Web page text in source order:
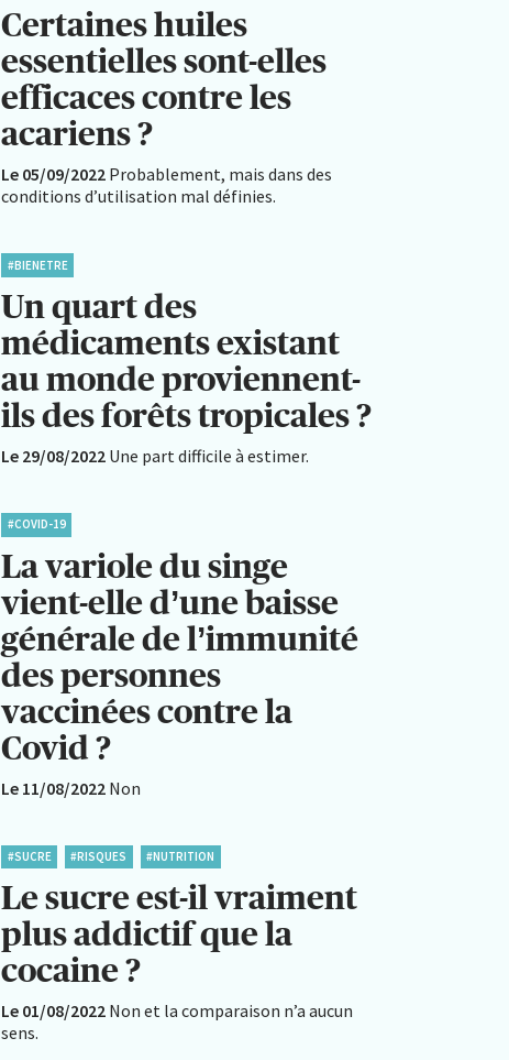
Certaines huiles
essentielles sont-elles
efficaces contre les
acariens ?
Le 05/09/2022 Probablement, mais dans des
conditions d’utilisation mal définies.
#BIENETRE
Un quart des
médicaments existant
au monde proviennent-
ils des forêts tropicales ?
Le 29/08/2022 Une part difficile à estimer.
#COVID-19
La variole du singe
vient-elle d’une baisse
générale de l’immunité
des personnes
vaccinées contre la
Covid ?
Le 11/08/2022 Non
#SUCRE #RISQUES #NUTRITION
Le sucre est-il vraiment
plus addictif que la
cocaine ?
Le 01/08/2022 Non et la comparaison n’a aucun
sens.